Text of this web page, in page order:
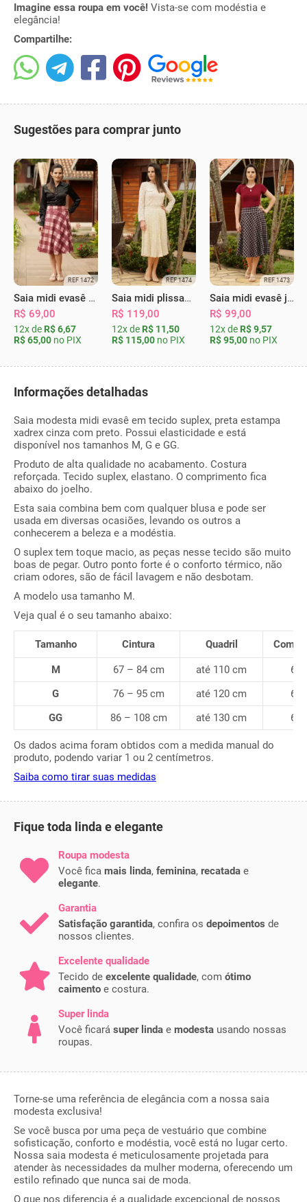
Imagine essa roupa em você! Vista-se com modéstia e
elegância!
Compartilhe:
Sugestões para comprar junto
REF 1472
Saia midi evasê xadrez vermelha
R$ 69,00
12x de R$ 6,67
R$ 65,00 no PIX
REF 1474
Saia midi plissada primavera bege
R$ 119,00
12x de R$ 11,50
R$ 115,00 no PIX
REF 1473
Saia midi evasê jacquard preta grid
R$ 99,00
12x de R$ 9,57
R$ 95,00 no PIX
Informações detalhadas
Saia modesta midi evasê em tecido suplex, preta estampa
xadrex cinza com preto. Possui elasticidade e está
disponível nos tamanhos M, G e GG.
Produto de alta qualidade no acabamento. Costura
reforçada. Tecido suplex, elastano. O comprimento fica
abaixo do joelho.
Esta saia combina bem com qualquer blusa e pode ser
usada em diversas ocasiões, levando os outros a
conhecerem a beleza e a modéstia.
O suplex tem toque macio, as peças nesse tecido são muito
boas de pegar. Outro ponto forte é o conforto térmico, não
criam odores, são de fácil lavagem e não desbotam.
A modelo usa tamanho M.
Veja qual é o seu tamanho abaixo:
Tamanho Cintura Quadril
M 67 – 84 cm até 110 cm
66
G
76 – 95 cm até 120 cm
67
GG
86 – 108 cm até 130 cm 69
Os dados acima foram obtidos com a medida manual do
produto, podendo variar 1 ou 2 centímetros.
Saiba como tirar suas medidas
Fique toda linda e elegante
Roupa modesta
Você fica mais linda, feminina, recatada e
elegante.
Garantia
Satisfação garantida, confira os depoimentos de
nossos clientes.
Excelente qualidade
Tecido de excelente qualidade, com ótimo
caimento e costura.
Super linda
Você ficará super linda e modesta usando nossas
roupas.
Torne-se uma referência de elegância com a nossa saia
modesta exclusiva!
Se você busca por uma peça de vestuário que combine
sofisticação, conforto e modéstia, você está no lugar certo.
Nossa saia modesta é meticulosamente projetada para
atender às necessidades da mulher moderna, oferecendo um
estilo refinado que nunca sai de moda.
O que nos diferencia é a qualidade excepcional de nossos